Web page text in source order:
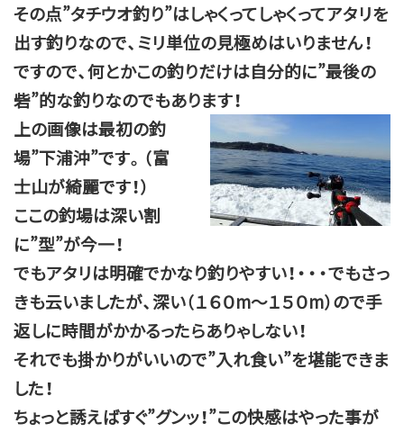
その点”タチウオ釣り”はしゃくってしゃくってアタリを
出す釣りなので、ミリ単位の見極めはいりません！
ですので、何とかこの釣りだけは自分的に”最後の
砦”的な釣りなのでもあります！
上の画像は最初の釣
場”下浦沖”です。（富
士山が綺麗です！）
ここの釣場は深い割
に”型”が今一！
でもアタリは明確でかなり釣りやすい！・・・でもさっ
きも云いましたが、深い（１６０m～１５０m）ので手
返しに時間がかかるったらありゃしない！
それでも掛かりがいいので”入れ食い”を堪能できま
した！
ちょっと誘えばすぐ”グンッ！”この快感はやった事が